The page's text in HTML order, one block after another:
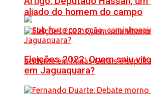
aliado do homem do campo
Eleições 2022: Quem saiu
em Jaguaquara?